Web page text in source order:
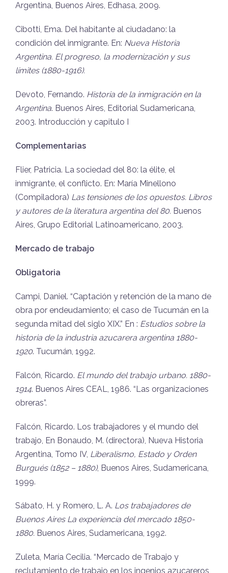
Argentina, Buenos Aires, Edhasa, 2009.
Cibotti, Ema. Del habitante al ciudadano: la
condición del inmigrante. En: Nueva Historia
Argentina. El progreso, la modernización y sus
límites (1880-1916).
Devoto, Fernando. Historia de la inmigración en la
Argentina. Buenos Aires, Editorial Sudamericana,
2003. Introducción y capitulo I
Complementarias
Flier, Patricia. La sociedad del 80: la élite, el
inmigrante, el conflicto. En: María Minellono
(Compiladora) Las tensiones de los opuestos. Libros
y autores de la literatura argentina del 80. Buenos
Aires, Grupo Editorial Latinoamericano, 2003.
Mercado de trabajo
Obligatoria
Campi, Daniel. “Captación y retención de la mano de
obra por endeudamiento; el caso de Tucumán en la
segunda mitad del siglo XIX.” En : Estudios sobre la
historia de la industria azucarera argentina 1880-
1920. Tucumán, 1992.
Falcón, Ricardo. El mundo del trabajo urbano. 1880-
1914. Buenos Aires CEAL, 1986. “Las organizaciones
obreras”.
Falcón, Ricardo. Los trabajadores y el mundo del
trabajo, En Bonaudo, M. (directora), Nueva Historia
Argentina, Tomo IV, Liberalismo, Estado y Orden
Burgués (1852 – 1880), Buenos Aires, Sudamericana,
1999.
Sábato, H. y Romero, L. A. Los trabajadores de
Buenos Aires La experiencia del mercado 1850-
1880. Buenos Aires, Sudamericana, 1992.
Zuleta, María Cecilia. “Mercado de Trabajo y
reclutamiento de trabajo en los ingenios azucareros